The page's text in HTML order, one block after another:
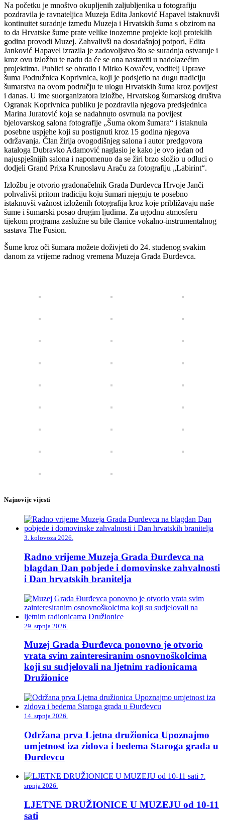
Na početku je mnoštvo okupljenih zaljubljenika u fotografiju
pozdravila je ravnateljica Muzeja Edita Janković Hapavel istaknuvši
kontinuitet suradnje između Muzeja i Hrvatskih šuma s obzirom na
to da Hrvatske šume prate velike inozemne projekte koji proteklih
godina provodi Muzej. Zahvalivši na dosadašnjoj potpori, Edita
Janković Hapavel izrazila je zadovoljstvo što se suradnja ostvaruje i
kroz ovu izložbu te nadu da će se ona nastaviti u nadolazećim
projektima. Publici se obratio i Mirko Kovačev, voditelj Uprave
šuma Podružnica Koprivnica, koji je podsjetio na dugu tradiciju
šumarstva na ovom području te ulogu Hrvatskih šuma kroz povijest
i danas. U ime suorganizatora izložbe, Hrvatskog šumarskog društva
Ogranak Koprivnica publiku je pozdravila njegova predsjednica
Marina Juratović koja se nadahnuto osvrnula na povijest
bjelovarskog salona fotografije „Šuma okom šumara“ i istaknula
posebne uspjehe koji su postignuti kroz 15 godina njegova
održavanja. Član žirija ovogodišnjeg salona i autor predgovora
kataloga Dubravko Adamović naglasio je kako je ovo jedan od
najuspješnijih salona i napomenuo da se žiri brzo složio u odluci o
dodjeli Grand Prixa Krunoslavu Araču za fotografiju „Labirint“.
Izložbu je otvorio gradonačelnik Grada Đurđevca Hrvoje Janči
pohvalivši pritom tradiciju koju šumari njeguju te posebno
istaknuvši važnost izloženih fotografija kroz koje približavaju naše
šume i šumarski posao drugim ljudima. Za ugodnu atmosferu
tijekom programa zaslužne su bile članice vokalno-instrumentalnog
sastava The Fusion.
Šume kroz oči šumara možete doživjeti do 24. studenog svakim
danom za vrijeme radnog vremena Muzeja Grada Đurđevca.
Najnovije vijesti
3. kolovoza 2026.
Radno vrijeme Muzeja Grada Đurđevca na
blagdan Dan pobjede i domovinske zahvalnosti
i Dan hrvatskih branitelja
29. srpnja 2026.
Muzej Grada Đurđevca ponovno je otvorio
vrata svim zainteresiranim osnovnoškolcima
koji su sudjelovali na ljetnim radionicama
Družionice
14. srpnja 2026.
Održana prva Ljetna družionica Upoznajmo
umjetnost iza zidova i bedema Staroga grada u
Đurđevcu
7.
srpnja 2026.
LJETNE DRUŽIONICE U MUZEJU od 10-11
sati